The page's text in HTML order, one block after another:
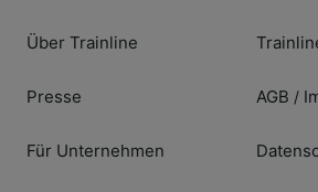
Über Trainline
Presse
Für Unternehmen
AGB /